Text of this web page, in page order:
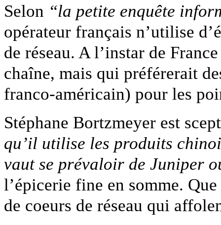
Selon “la petite enquête
opérateur français n’utilise
de réseau. A l’instar de
chaîne, mais qui préférerait
franco-américain) pour les
Stéphane Bortzmeyer est
qu’il utilise les produits
vaut se prévaloir de Juniper
l’épicerie fine en somme.
de coeurs de réseau qui